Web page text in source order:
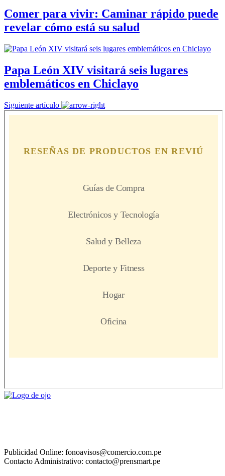
Comer para vivir: Caminar rápido puede
revelar cómo está su salud
Papa León XIV visitará seis lugares
emblemáticos en Chiclayo
Siguiente artículo
Publicidad Online: fonoavisos@comercio.com.pe
Contacto Administrativo: contacto@prensmart.pe